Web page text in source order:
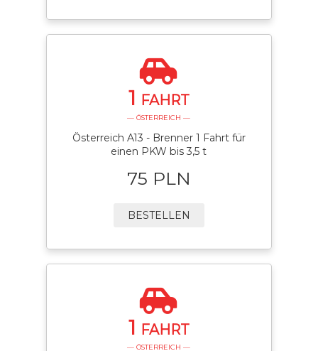
1 FAHRT
— ÖSTERREICH —
Österreich A13 - Brenner 1 Fahrt für
einen PKW bis 3,5 t
75 PLN
BESTELLEN
1 FAHRT
— ÖSTERREICH —